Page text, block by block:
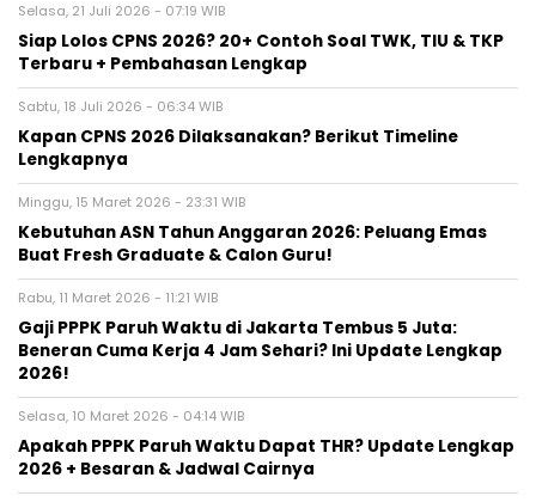
Selasa, 21 Juli 2026 - 07:19 WIB
Siap Lolos CPNS 2026? 20+ Contoh Soal TWK, TIU & TKP
Terbaru + Pembahasan Lengkap
Sabtu, 18 Juli 2026 - 06:34 WIB
Kapan CPNS 2026 Dilaksanakan? Berikut Timeline
Lengkapnya
Minggu, 15 Maret 2026 - 23:31 WIB
Kebutuhan ASN Tahun Anggaran 2026: Peluang Emas
Buat Fresh Graduate & Calon Guru!
Rabu, 11 Maret 2026 - 11:21 WIB
Gaji PPPK Paruh Waktu di Jakarta Tembus 5 Juta:
Beneran Cuma Kerja 4 Jam Sehari? Ini Update Lengkap
2026!
Selasa, 10 Maret 2026 - 04:14 WIB
Apakah PPPK Paruh Waktu Dapat THR? Update Lengkap
2026 + Besaran & Jadwal Cairnya